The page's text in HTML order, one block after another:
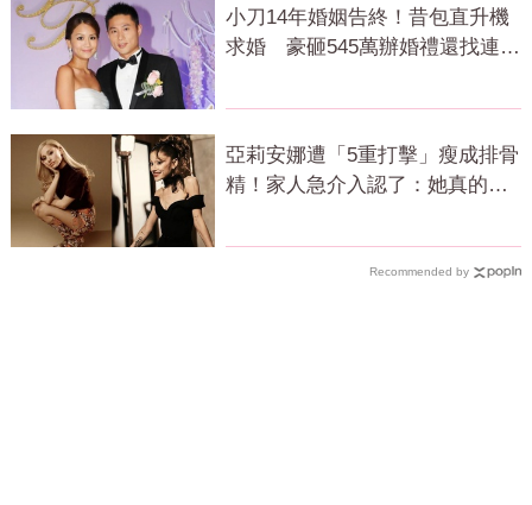
小刀14年婚姻告終！昔包直升機
求婚 豪砸545萬辦婚禮還找連戰
亞莉安娜遭「5重打擊」瘦成排骨
精！家人急介入認了：她真的不
Recommended by